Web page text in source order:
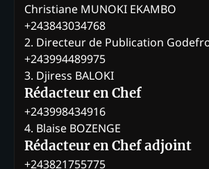
Christiane MUNOKI EKAMBO
+243843034768
2. Directeur de Publication
+243994489975
3. Djiress BALOKI
Rédacteur en Chef
+243998434916
4. Blaise BOZENGE
Rédacteur en Chef adjoint
+243821755775